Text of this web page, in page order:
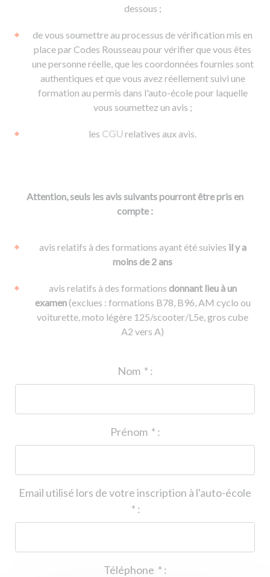
dessous ;
de vous soumettre au processus de vérification mis en
place par Codes Rousseau pour vérifier que vous êtes
une personne réelle, que les coordonnées fournies sont
authentiques et que vous avez réellement suivi une
formation au permis dans l'auto-école pour laquelle
vous soumettez un avis ;
les CGUrelatives aux avis.
Attention, seuls les avis suivants pourront être pris en
compte :
avis relatifs à des formations ayant été suivies il y a
moins de 2 ans
avis relatifs à des formations donnant lieu à un
examen(exclues : formations B78, B96, AM cyclo ou
voiturette, moto légère 125/scooter/L5e, gros cube
A2 vers A)
* :
* :
Email utilisé lors de votre inscription à l'auto-école
* :
* :